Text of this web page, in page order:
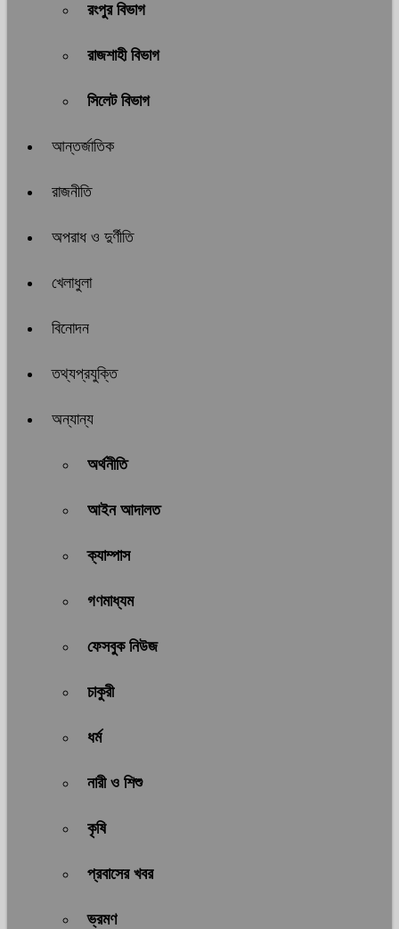
রংপুর বিভাগ
রাজশাহী বিভাগ
সিলেট বিভাগ
আন্তর্জাতিক
রাজনীতি
অপরাধ ও দুর্ণীতি
খেলাধুলা
বিনোদন
তথ্যপ্রযুক্তি
অন্যান্য
অর্থনীতি
আইন আদালত
ক্যাম্পাস
গণমাধ্যম
ফেসবুক নিউজ
চাকুরী
ধর্ম
নারী ও শিশু
কৃষি
প্রবাসের খবর
ভ্রমণ